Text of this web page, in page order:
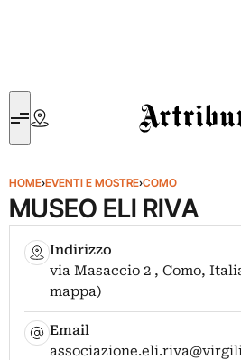
Artribune
HOME›EVENTI E MOSTRE›COMO
MUSEO ELI RIVA
Indirizzo
via Masaccio 2 , Como,
mappa)
Email